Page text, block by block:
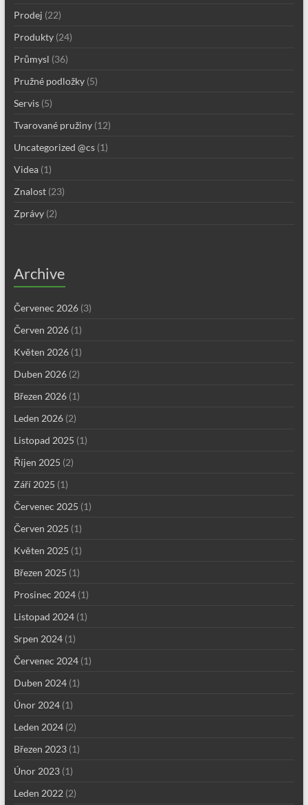
Prodej (22)
Produkty(24)
Průmysl (36)
Pružné podložky(5)
Servis(5)
Tvarované pružiny(12)
Uncategorized @cs(1)
Videa(1)
Znalost(23)
Zprávy(2)
Archive
Červenec 2026(3)
Červen 2026(1)
Květen 2026(1)
Duben 2026(2)
Březen 2026(1)
Leden 2026(2)
Listopad 2025 (1)
Říjen 2025 (2)
Září 2025 (1)
Červenec 2025 (1)
Červen 2025 (1)
Květen 2025 (1)
Březen 2025 (1)
Prosinec 2024(1)
Listopad 2024(1)
Srpen 2024(1)
Červenec 2024(1)
Duben 2024(1)
Únor 2024(1)
Leden 2024(2)
Březen 2023(1)
Únor 2023(1)
Leden 2022(2)